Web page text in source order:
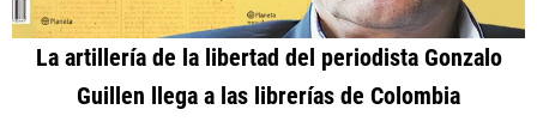
La artillería de la libertad del periodista Gonzalo
Guillen llega a las librerías de Colombia